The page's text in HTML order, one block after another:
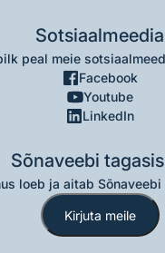
Sotsiaalmeedia
peal meie
Facebook
Youtube
LinkedIn
Sõnaveebi
loeb ja aitab
Kirjuta meile